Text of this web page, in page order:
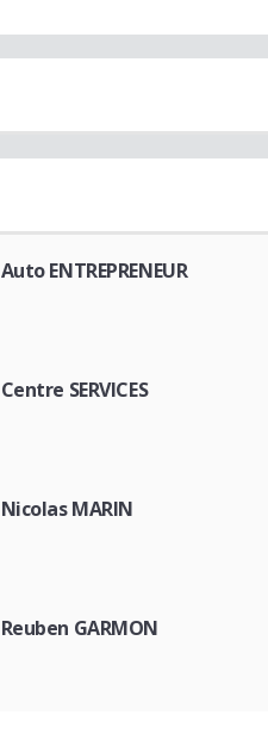
Auto ENTREPRENEUR
Centre SERVICES
Nicolas MARIN
Reuben GARMON